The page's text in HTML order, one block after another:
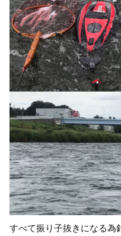
すべて振り子抜きになる為